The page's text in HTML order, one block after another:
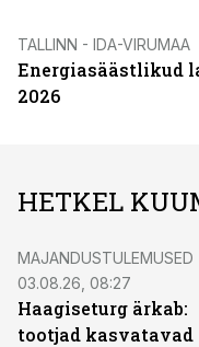
TALLINN - IDA-VIRUMAA
Energiasäästlikud
2026
HETKEL
MAJANDUSTULEMUSED
03.08.26, 08:27
Haagiseturg ärkab:
tootjad kasvatavad